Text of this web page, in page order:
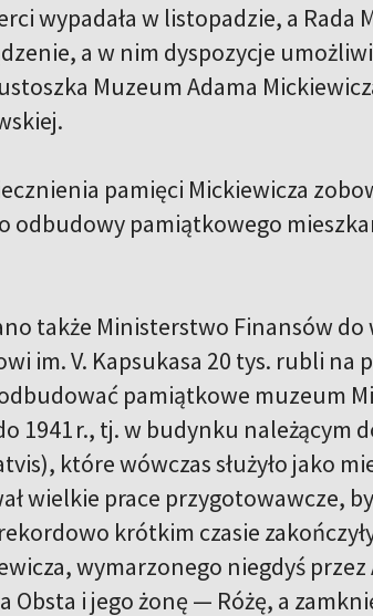
wypadała w listopadzie, a
a w nim dyspozycje
Muzeum Adama
pamięci Mickiewicza
odbudowy pamiątkowego
także Ministerstwo Finansów
im. V. Kapsukasa 20 tys. rubli
pamiątkowe muzeum
1941 r., tj. w budynku
które wówczas służyło jako
wielkie prace przygotowawcze,
rekordowo krótkim czasie
wymarzonego niegdyś
Obsta i jego żonę — Różę, a